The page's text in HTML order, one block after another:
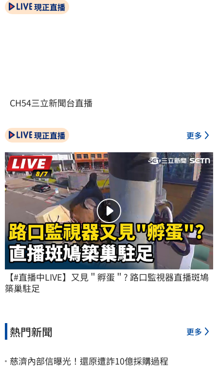
現正直播
CH54三立新聞台直播
現正直播 更多
【#直播中LIVE】又見＂孵蛋＂? 路口監視器直播斑鳩
築巢駐足
熱門新聞 更多
慈濟內部信曝光！還原遭詐10億採購過程